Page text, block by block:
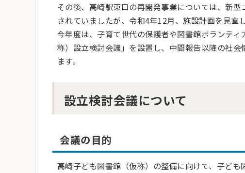
その後、高崎駅東口の再開発事業については、新
されていましたが、令和4年12月、施設計画を見直
今年度は、子育て世代の保護者や図書館ボランテ
称）設立検討会議」を設置し、中間報告以降の社
ます。
設立検討会議について
会議の目的
高崎子ども図書館（仮称）の整備に向けて、子ど